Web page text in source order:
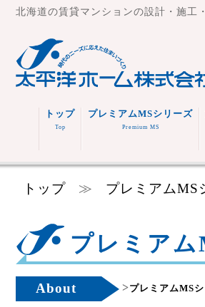
北海道の賃貸マンションの設計・施工
トップ
Top
プレミアムMSシリーズ
Premium MS
トップ ≫ プレミアムMS
プレミア
About >プレミアムMS